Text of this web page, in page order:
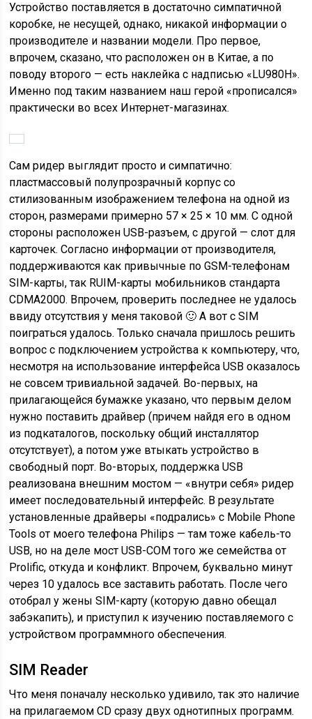
Устройство поставляется в достаточно симпатичной
коробке, не несущей, однако, никакой информации о
производителе и названии модели. Про первое,
впрочем, сказано, что расположен он в Китае, а по
поводу второго — есть наклейка с надписью «LU980H».
Именно под таким названием наш герой «прописался»
практически во всех Интернет-магазинах.
Сам ридер выглядит просто и симпатично:
пластмассовый полупрозрачный корпус со
стилизованным изображением телефона на одной из
сторон, размерами примерно 57 × 25 × 10 мм. С одной
стороны расположен USB-разъем, с другой — слот для
карточек. Согласно информации от производителя,
поддерживаются как привычные по GSM-телефонам
SIM-карты, так RUIM-карты мобильников стандарта
CDMA2000. Впрочем, проверить последнее не удалось
ввиду отсутствия у меня таковой 🙂 А вот с SIM
поиграться удалось. Только сначала пришлось решить
вопрос с подключением устройства к компьютеру, что,
несмотря на использование интерфейса USB оказалось
не совсем тривиальной задачей. Во-первых, на
прилагающейся бумажке указано, что первым делом
нужно поставить драйвер (причем найдя его в одном
из подкаталогов, поскольку общий инсталлятор
отсутствует), а потом уже втыкать устройство в
свободный порт. Во-вторых, поддержка USB
реализована внешним мостом — «внутри себя» ридер
имеет последовательный интерфейс. В результате
установленные драйверы «подрались» с Mobile Phone
Tools от моего телефона Philips — там тоже кабель-то
USB, но на деле мост USB-COM того же семейства от
Prolific, откуда и конфликт. Впрочем, буквально минут
через 10 удалось все заставить работать. После чего
отобрал у жены SIM-карту (которую давно обещал
забэкапить), и приступил к изучению поставляемого с
устройством программного обеспечения.
SIM Reader
Что меня поначалу несколько удивило, так это наличие
на прилагаемом CD сразу двух однотипных программ.